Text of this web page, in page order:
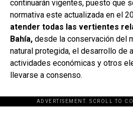
continuarán vigentes, puesto que
normativa este actualizada en el
atender todas las vertientes
Bahía, desde la conservación del
natural protegida, el desarrollo de
actividades económicas y otros
llevarse a consenso.
ADVERTISEMENT. SCROLL TO
[adsforwp